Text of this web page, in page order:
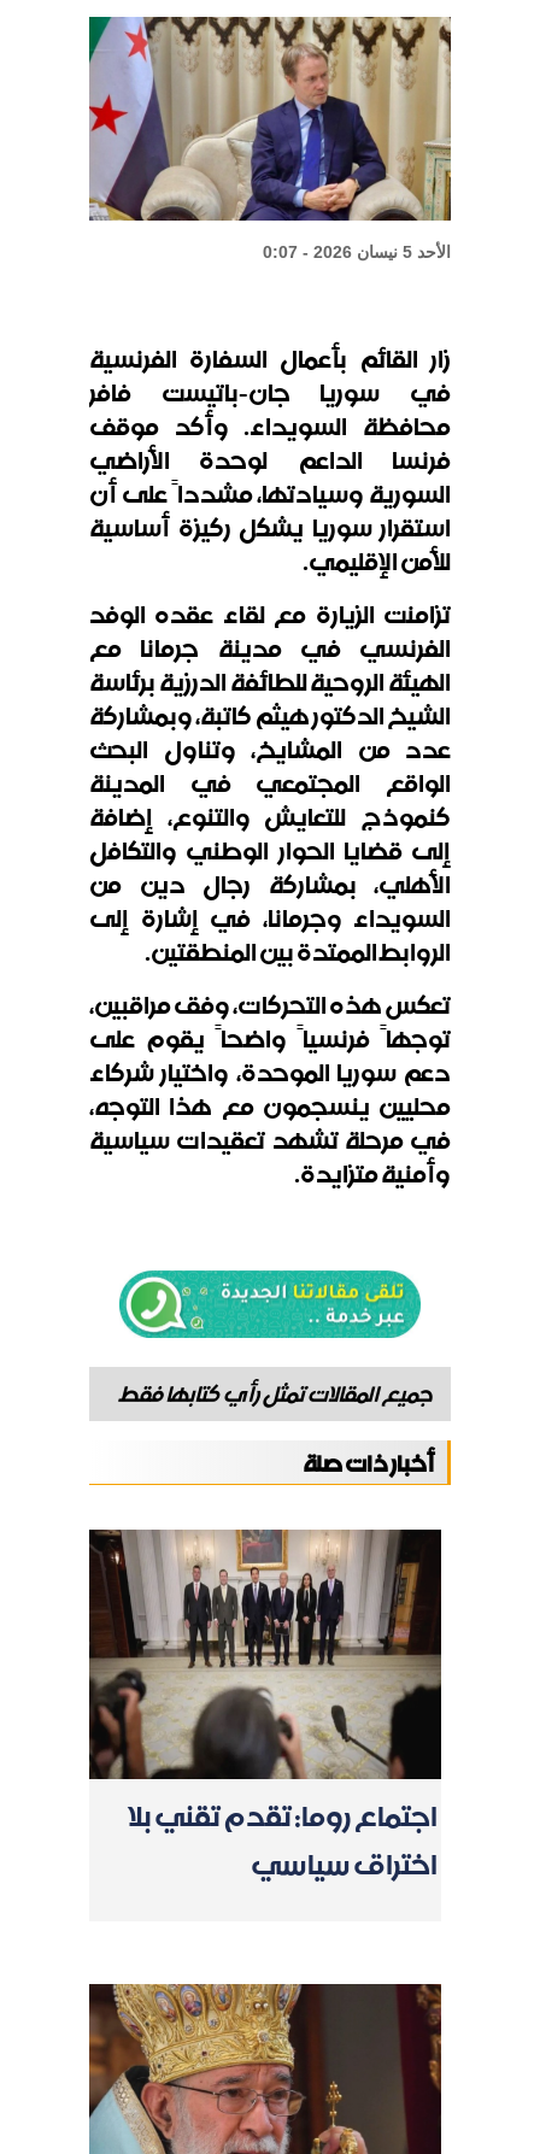
تعرضت لضربات أميركية
“حماس”: متمسكون بما تم الاتفاق
عليه مع الوسطاء
الأحد 5 نيسان 2026 - 0:07
زار القائم بأعمال السفارة الفرنسية
في سوريا جان-باتيست فافر
محافظة السويداء. وأكد موقف
فرنسا الداعم لوحدة الأراضي
السورية وسيادتها، مشدداً على أن
استقرار سوريا يشكل ركيزة أساسية
للأمن الإقليمي.
تزامنت الزيارة مع لقاء عقده الوفد
الفرنسي في مدينة جرمانا مع
الهيئة الروحية للطائفة الدرزية برئاسة
الشيخ الدكتور هيثم كاتبة، وبمشاركة
عدد من المشايخ، وتناول البحث
الواقع المجتمعي في المدينة
كنموذج للتعايش والتنوع، إضافة
إلى قضايا الحوار الوطني والتكافل
الأهلي، بمشاركة رجال دين من
السويداء وجرمانا، في إشارة إلى
الروابط الممتدة بين المنطقتين.
تعكس هذه التحركات، وفق مراقبين،
توجهاً فرنسياً واضحاً يقوم على
دعم سوريا الموحدة، واختيار شركاء
محليين ينسجمون مع هذا التوجه،
في مرحلة تشهد تعقيدات سياسية
وأمنية متزايدة.
جميع المقالات تمثل رأي كتابها فقط
أخبار ذات صلة
اجتماع روما: تقدم تقني بلا
اختراق سياسي